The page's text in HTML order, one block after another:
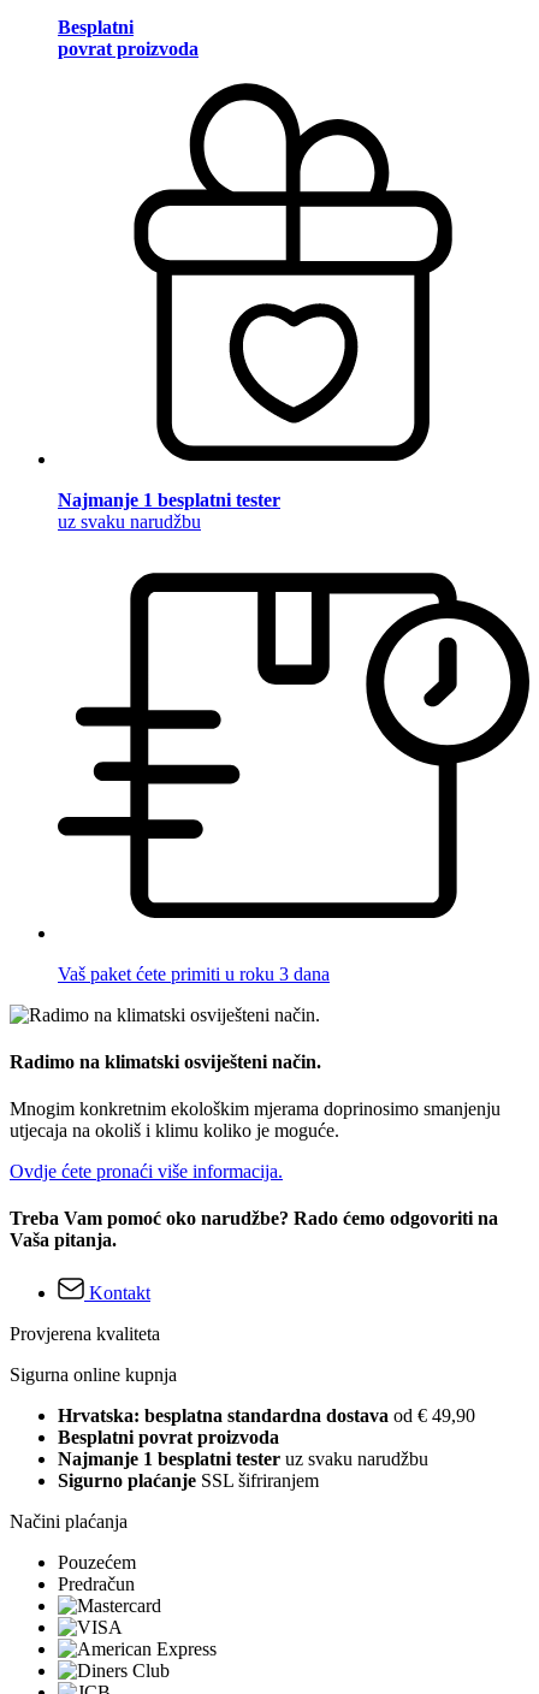
Besplatni
povrat proizvoda
Najmanje 1 besplatni tester
uz svaku narudžbu
Vaš paket ćete primiti u roku 3 dana
Radimo na klimatski osviješteni način.
Mnogim konkretnim ekološkim mjerama doprinosimo smanjenju
utjecaja na okoliš i klimu koliko je moguće.
Ovdje ćete pronaći više informacija.
Treba Vam pomoć oko narudžbe? Rado ćemo odgovoriti na
Vaša pitanja.
Kontakt
Provjerena kvaliteta
Sigurna online kupnja
Hrvatska: besplatna standardna dostava od € 49,90
Besplatni povrat proizvoda
Najmanje 1 besplatni tester uz svaku narudžbu
Sigurno plaćanje SSL šifriranjem
Načini plaćanja
Pouzećem
Predračun